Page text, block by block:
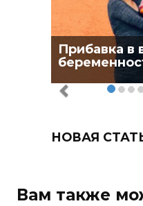
Прибавка в
НОВАЯ
Вам также